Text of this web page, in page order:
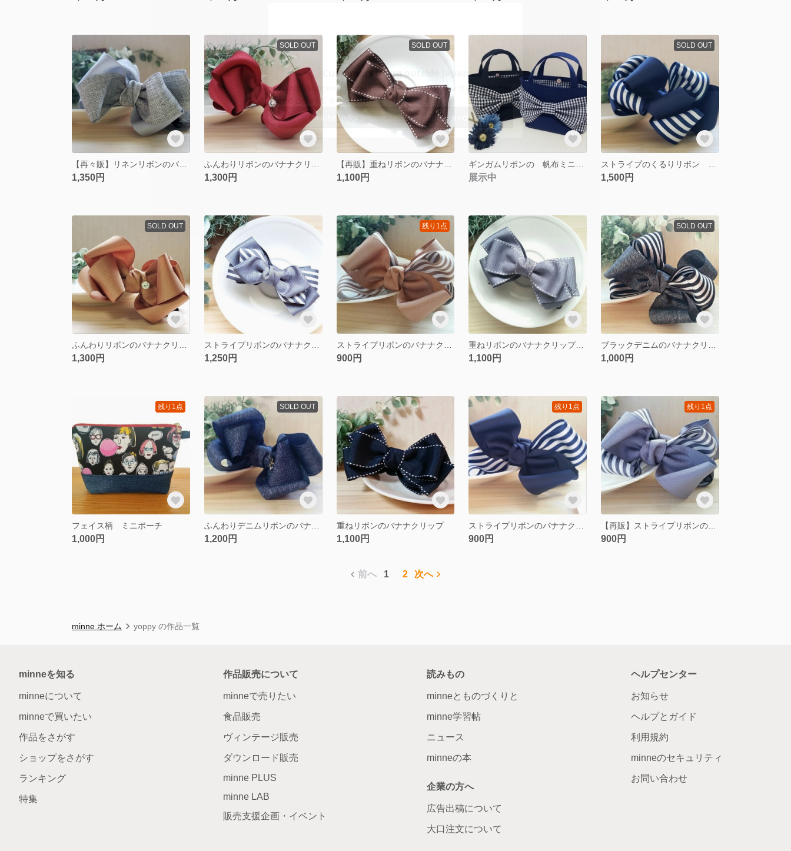
【再々販】リネンリボンのバナナクリップ グレー
1,350円
SOLD OUT
1,300円
SOLD OUT
1,100円 展示中
SOLD OUT
1,500円
SOLD OUT
1,300円 1,250円
残り1点
900円
重ねリボンのバナナクリップ グレー
1,100円
SOLD OUT
1,000円
残り1点
フェイス柄 ミニポーチ
1,000円
SOLD OUT
1,200円
重ねリボンのバナナクリップ
1,100円
残り1点
900円
残り1点
900円
前へ 1 2 次へ
minne ホーム yoppy の作品一覧
minneを知る
minneについて
minneで買いたい
作品をさがす
ショップをさがす
ランキング
特集
作品販売について
minneで売りたい
食品販売
ヴィンテージ販売
ダウンロード販売
minne PLUS
minne LAB
販売支援企画・イベント
読みもの
minneとものづくりと
minne学習帖
ニュース
minneの本
企業の方へ
広告出稿について
大口注文について
ヘルプセンター
お知らせ
ヘルプとガイド
利用規約
minneのセキュリティ
お問い合わせ